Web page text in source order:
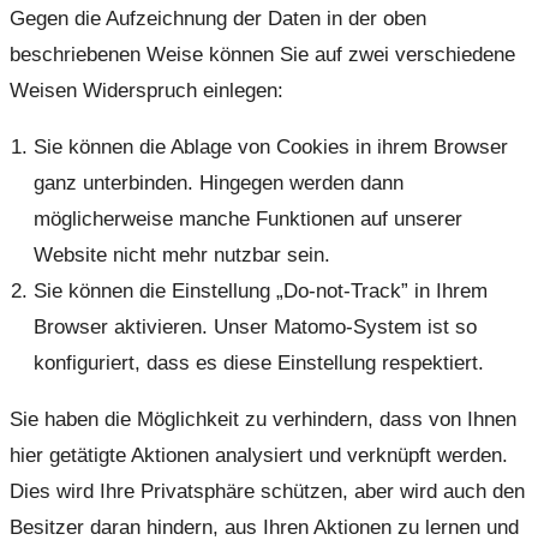
Gegen die Aufzeichnung der Daten in der oben
beschriebenen Weise können Sie auf zwei verschiedene
Weisen Widerspruch einlegen:
Sie können die Ablage von Cookies in ihrem Browser
ganz unterbinden. Hingegen werden dann
möglicherweise manche Funktionen auf unserer
Website nicht mehr nutzbar sein.
Sie können die Einstellung „Do-not-Track” in Ihrem
Browser aktivieren. Unser Matomo-System ist so
konfiguriert, dass es diese Einstellung respektiert.
Sie haben die Möglichkeit zu verhindern, dass von Ihnen
hier getätigte Aktionen analysiert und verknüpft werden.
Dies wird Ihre Privatsphäre schützen, aber wird auch den
Besitzer daran hindern, aus Ihren Aktionen zu lernen und